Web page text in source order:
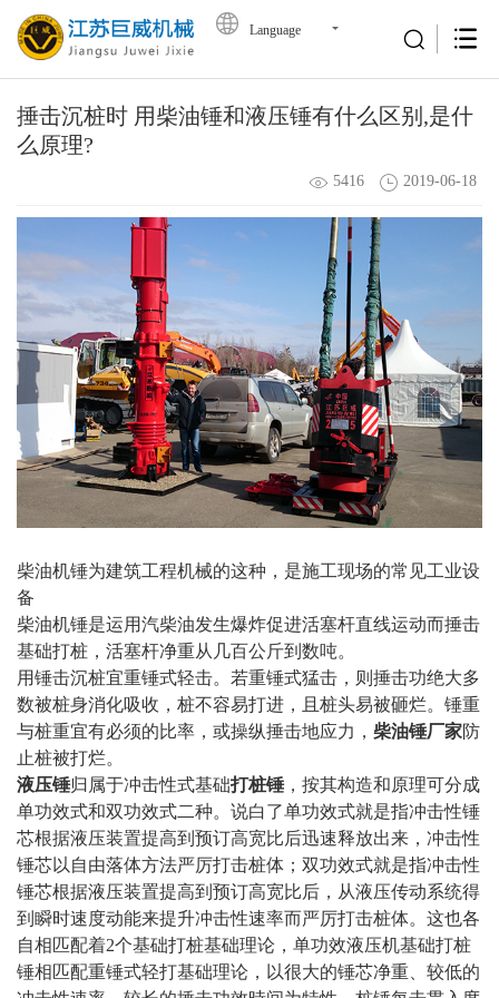
Language
捶击沉桩时 用柴油锤和液压锤有什么区别,是什
么原理?
5416 2019-06-18
柴油机锤为建筑工程机械的这种，是施工现场的常见工业设
备
柴油机锤是运用汽柴油发生爆炸促进活塞杆直线运动而捶击
基础打桩，活塞杆净重从几百公斤到数吨。
用锤击沉桩宜重锤式轻击。若重锤式猛击，则捶击功绝大多
数被桩身消化吸收，桩不容易打进，且桩头易被砸烂。锤重
与桩重宜有必须的比率，或操纵捶击地应力， 柴油锤厂家防
止桩被打烂。
液压锤归属于冲击性式基础打桩锤，按其构造和原理可分成
单功效式和双功效式二种。说白了单功效式就是指冲击性锤
芯根据液压装置提高到预订高宽比后迅速释放出来，冲击性
锤芯以自由落体方法严厉打击桩体；双功效式就是指冲击性
锤芯根据液压装置提高到预订高宽比后，从液压传动系统得
到瞬时速度动能来提升冲击性速率而严厉打击桩体。这也各
自相匹配着2个基础打桩基础理论，单功效液压机基础打桩
锤相匹配重锤式轻打基础理论，以很大的锤芯净重、较低的